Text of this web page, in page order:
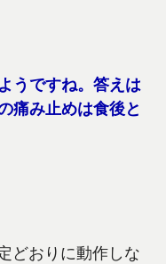
うですね。答えは
痛み止めは食後と
どおりに動作しな